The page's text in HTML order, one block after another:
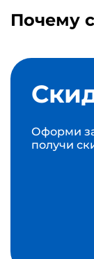
Почему
Оформи
получи